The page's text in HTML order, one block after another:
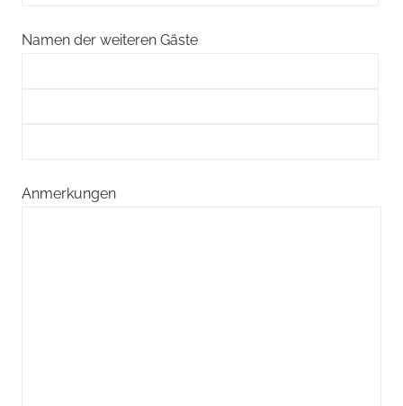
Namen der weiteren Gäste
Anmerkungen